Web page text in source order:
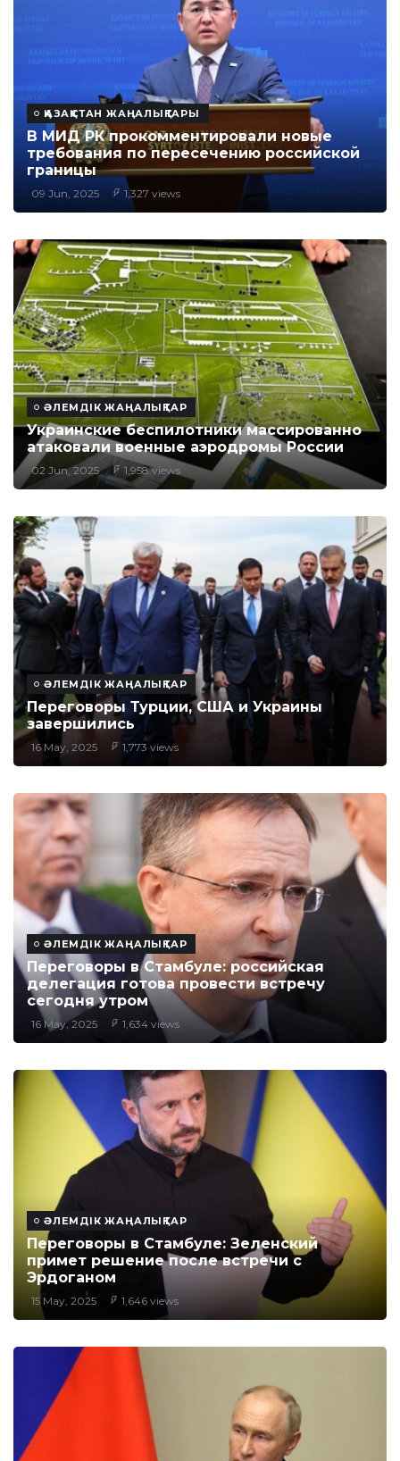
ҚАЗАҚСТАН ЖАҢАЛЫҚТАРЫ
В МИД РК прокомментировали новые
требования по пересечению российской
границы
09 Jun, 2025 1,327 views
ӘЛЕМДІК ЖАҢАЛЫҚТАР
Украинские беспилотники массированно
атаковали военные аэродромы России
02 Jun, 2025 1,958 views
ӘЛЕМДІК ЖАҢАЛЫҚТАР
Переговоры Турции, США и Украины
завершились
16 May, 2025 1,773 views
ӘЛЕМДІК ЖАҢАЛЫҚТАР
Переговоры в Стамбуле: российская
делегация готова провести встречу
сегодня утром
16 May, 2025 1,634 views
ӘЛЕМДІК ЖАҢАЛЫҚТАР
Переговоры в Стамбуле: Зеленский
примет решение после встречи с
Эрдоганом
15 May, 2025 1,646 views